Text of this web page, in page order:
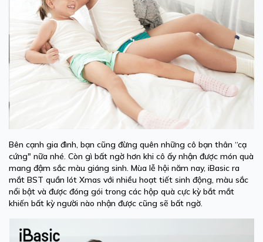
Bên cạnh gia đình, bạn cũng đừng quên những cô bạn thân “cạ
cứng" nữa nhé. Còn gì bất ngờ hơn khi cô ấy nhận được món quà
mang đậm sắc màu giáng sinh. Mùa lễ hội năm nay, iBasic ra
mắt BST quần lót Xmas với nhiều hoạt tiết sinh động, màu sắc
nổi bật và được đóng gói trong các hộp quà cực kỳ bắt mắt
khiến bất kỳ người nào nhận được cũng sẽ bất ngờ.